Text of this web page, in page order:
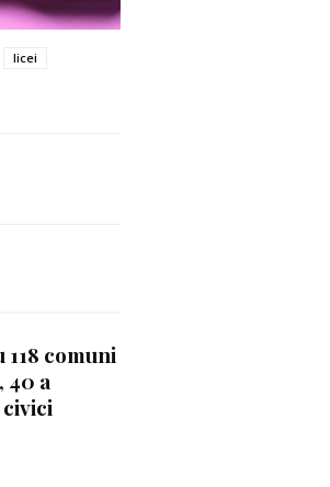
licei
comuni
40 a